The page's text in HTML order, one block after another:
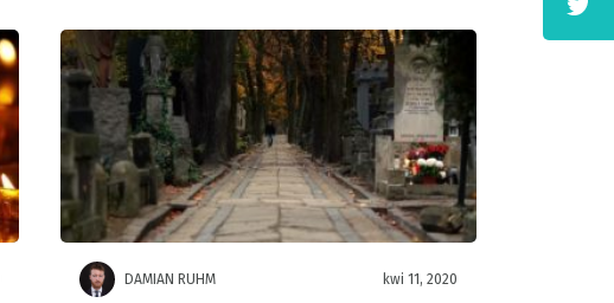
DAMIAN RUHM kwi 11, 2020